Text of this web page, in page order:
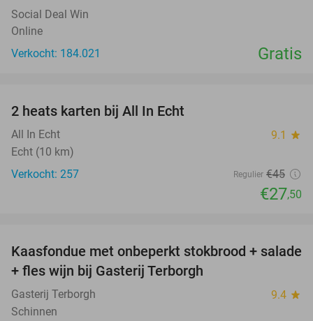
Social Deal Win
Online
Verkocht: 184.021
Gratis
2 heats karten bij All In Echt
All In Echt 9.1 star
Echt (10 km)
Verkocht: 257
Regulier €45
€27,50
44%
Kaasfondue met onbeperkt stokbrood + salade
+ fles wijn bij Gasterij Terborgh
Gasterij Terborgh 9.4 star
Schinnen